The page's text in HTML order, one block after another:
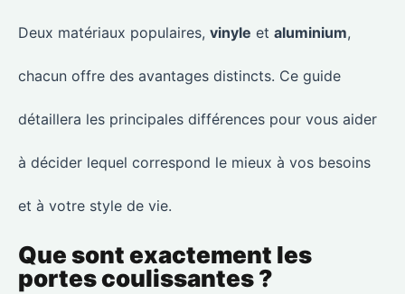
Deux matériaux populaires, vinyle et aluminium,
chacun offre des avantages distincts. Ce guide
détaillera les principales différences pour vous aider
à décider lequel correspond le mieux à vos besoins
et à votre style de vie.
Que sont exactement les
portes coulissantes ?